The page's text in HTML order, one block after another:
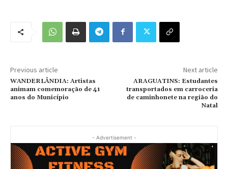
Previous article
WANDERLÂNDIA: Artistas
animam comemoração de 41
anos do Município
Next article
ARAGUATINS: Estudantes
transportados em carroceria
de caminhonete na região do
Natal
- Advertisement -